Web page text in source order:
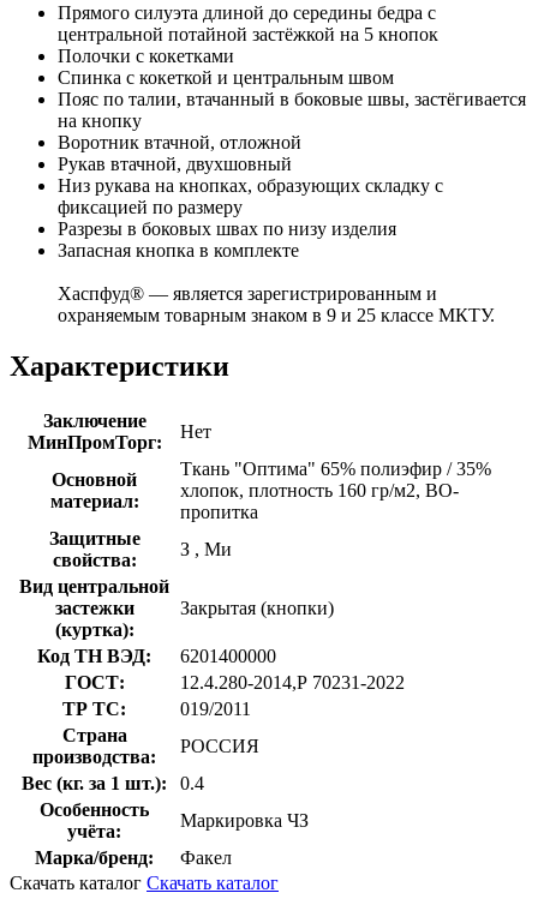
Прямого силуэта длиной до середины бедра с
центральной потайной застёжкой на 5 кнопок
Полочки с кокетками
Спинка с кокеткой и центральным швом
Пояс по талии, втачанный в боковые швы, застёгивается
на кнопку
Воротник втачной, отложной
Рукав втачной, двухшовный
Низ рукава на кнопках, образующих складку с
фиксацией по размеру
Разрезы в боковых швах по низу изделия
Запасная кнопка в комплекте
Хаспфуд® — является зарегистрированным и
охраняемым товарным знаком в 9 и 25 классе МКТУ.
Характеристики
Заключение
МинПромТорг:
Нет
Основной
материал:
Ткань "Оптима" 65% полиэфир / 35%
хлопок, плотность 160 гр/м2, ВО-
пропитка
Защитные
свойства:
З , Ми
Вид центральной
застежки
(куртка):
Закрытая (кнопки)
Код ТН ВЭД:
6201400000
ГОСТ:
12.4.280-2014,Р 70231-2022
ТР ТС:
019/2011
Страна
производства:
РОССИЯ
Вес (кг. за 1 шт.):
0.4
Особенность
учёта:
Маркировка ЧЗ
Марка/бренд:
Факел
Скачать каталог Скачать каталог